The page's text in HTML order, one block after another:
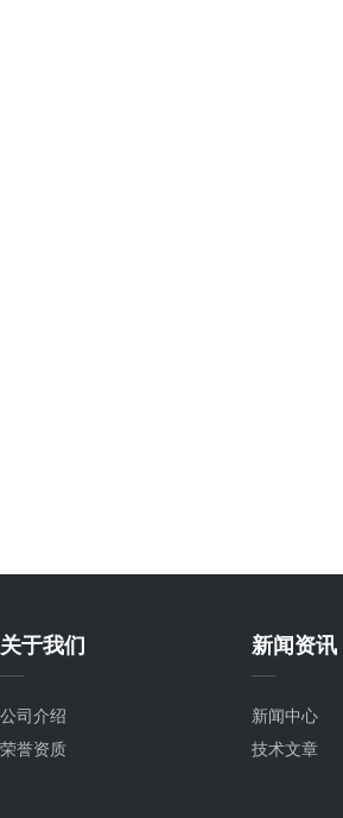
关于我们
公司介绍
荣誉资质
新闻资讯
新闻中心
技术文章